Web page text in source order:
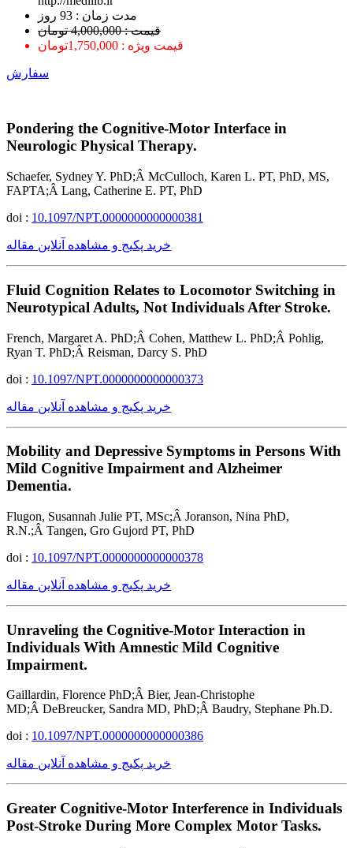
ﻣﺪﺕ ﺯﻣﺎﻥ : 93 ﺭﻭﺯ
قیمت : 4,000,000 تومان
قیمت ویژه : 1,750,000تومان
سفارش
Pondering the Cognitive-Motor Interface in
Neurologic Physical Therapy.
Schaefer, Sydney Y. PhD;Â McCulloch, Karen L. PT, PhD, MS,
FAPTA;Â Lang, Catherine E. PT, PhD
doi : 10.1097/NPT.0000000000000381
خرید پکیج و مشاهده آنلاین مقاله
Fluid Cognition Relates to Locomotor Switching in
Neurotypical Adults, Not Individuals After Stroke.
French, Margaret A. PhD;Â Cohen, Matthew L. PhD;Â Pohlig,
Ryan T. PhD;Â Reisman, Darcy S. PhD
doi : 10.1097/NPT.0000000000000373
خرید پکیج و مشاهده آنلاین مقاله
Mobility and Depressive Symptoms in Persons With
Mild Cognitive Impairment and Alzheimer
Dementia.
Flugon, Susannah Julie PT, MSc;Â Joranson, Nina PhD,
R.N.;Â Tangen, Gro Gujord PT, PhD
doi : 10.1097/NPT.0000000000000378
خرید پکیج و مشاهده آنلاین مقاله
Unraveling the Cognitive-Motor Interaction in
Individuals With Amnestic Mild Cognitive
Impairment.
Gaillardin, Florence PhD;Â Bier, Jean-Christophe
MD;Â DeBreucker, Sandra MD, PhD;Â Baudry, Stephane Ph.D.
doi : 10.1097/NPT.0000000000000386
خرید پکیج و مشاهده آنلاین مقاله
Greater Cognitive-Motor Interference in Individuals
Post-Stroke During More Complex Motor Tasks.